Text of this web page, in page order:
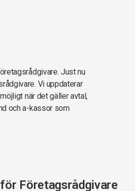
Just nu
Vi uppdaterar
när det gäller avtal,
och a-kassor som
Företagsrådgivare